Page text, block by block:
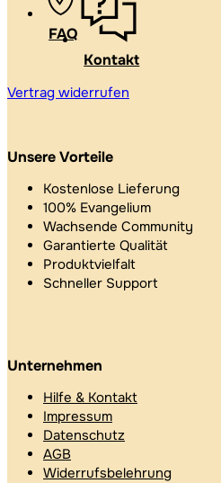
FAQ
Kontakt
Vertrag widerrufen
Unsere Vorteile
Kostenlose Lieferung
100% Evangelium
Wachsende Community
Garantierte Qualität
Produktvielfalt
Schneller Support
Unternehmen
Hilfe & Kontakt
Impressum
Datenschutz
AGB
Widerrufsbelehrung